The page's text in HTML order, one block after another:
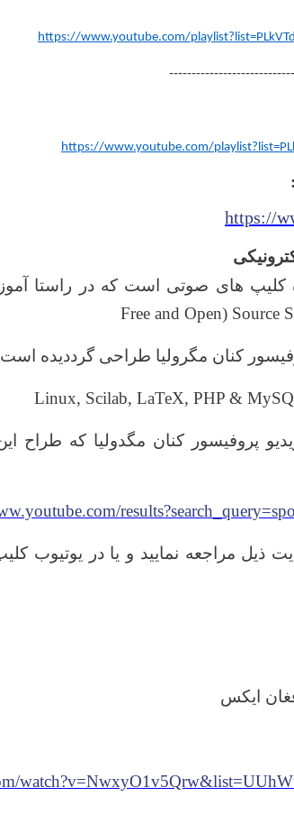
https://www.youtube.com/
https://www.youtube.com/
:
https://
کلیپ های صوتی است که در راستا
Free and Open) Source
کنان مگرولیا طراحی گرددیده
Linux, Scilab, LaTeX, PHP &
پروفیسور کنان مگدولیا که طراح
ذیل مراجعه نمایید و یا در یوتیوب
ایکس